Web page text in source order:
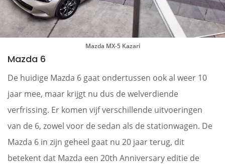
Mazda MX-5 Kazari
Mazda 6
De huidige Mazda 6 gaat ondertussen ook al weer 10
jaar mee, maar krijgt nu dus de welverdiende
verfrissing. Er komen vijf verschillende uitvoeringen
van de 6, zowel voor de sedan als de stationwagen. De
Mazda 6 in zijn geheel gaat nu 20 jaar terug, dit
betekent dat Mazda een 20th Anniversary editie de